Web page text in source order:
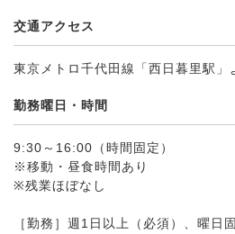
交通アクセス
東京メトロ千代田線「西日暮里駅」
勤務曜日・時間
9:30～16:00（時間固定）
※移動・昼食時間あり
※残業ほぼなし
［勤務］週1日以上（必須）、曜日